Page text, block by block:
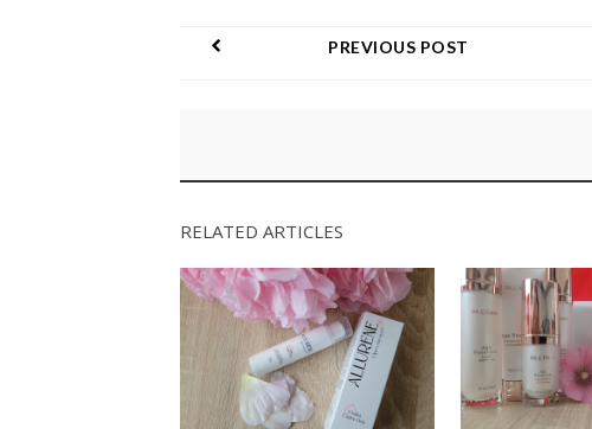
PREVIOUS POST
RELATED ARTICLES